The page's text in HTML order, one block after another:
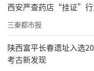
西安严查药店“挂证”
三秦都市报
陕西富平长春遗址入选
考古新发现